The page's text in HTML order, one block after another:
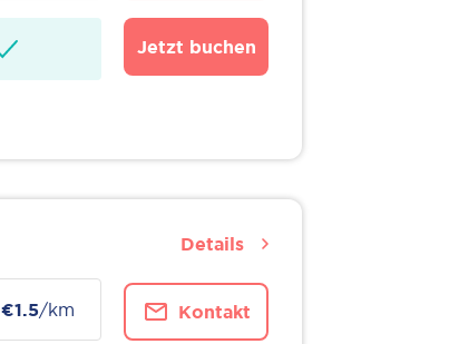
Jetzt buchen
€1.5/km Kontakt
Details